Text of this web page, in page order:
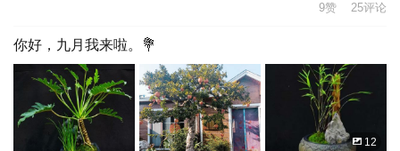
9赞 25评论
你好，九月我来啦。💐
12